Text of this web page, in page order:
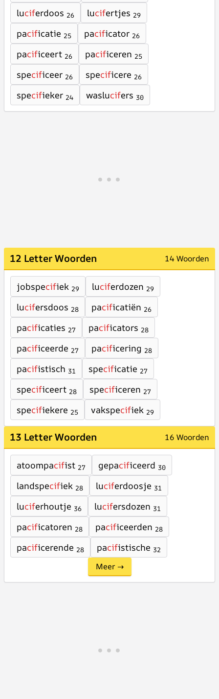
luciferdoos 26 lucifertjes 29
pacificatie 25 pacificator 26
pacificeert 26 pacificeren 25
specificeer 26 specificere 26
specifieker 24 waslucifers 30
12 Letter Woorden 14 Woorden
jobspecifiek 29 luciferdozen 29
lucifersdoos 28 pacificatiën 26
pacificaties 27 pacificators 28
pacificeerde 27 pacificering 28
pacifistisch 31 specificatie 27
specificeert 28 specificeren 27
specifiekere 25 vakspecifiek 29
13 Letter Woorden 16 Woorden
atoompacifist 27 gepacificeerd 30
landspecifiek 28 luciferdoosje 31
luciferhoutje 36 lucifersdozen 31
pacificatoren 28 pacificeerden 28
pacificerende 28 pacifistische 32
Meer →